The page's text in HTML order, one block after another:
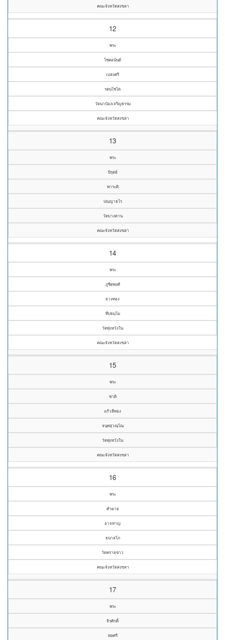
คณะจังหวัดสงขลา
12
พระ
โชคอนันต์
เปล่งศรี
รตนโชโต
วัดนาป๋องเจริญธรรม
คณะจังหวัดสงขลา
13
พระ
นิรุตย์
พาระติ
ปญฺญาธโร
วัดบางดาน
คณะจังหวัดสงขลา
14
พระ
ภูชิตพงศ์
ยางทอง
ทีปธมฺโม
วัดทุ่งหวังใน
คณะจังหวัดสงขลา
15
พระ
ชาติ
แก้วสีทอง
จนฺทสุวณฺโณ
วัดทุ่งหวังใน
คณะจังหวัดสงขลา
16
พระ
คำผาย
อาจหาญ
ธนาสโภ
วัดทรายขาว
คณะจังหวัดสงขลา
17
พระ
จิรศักดิ์
พลศรี